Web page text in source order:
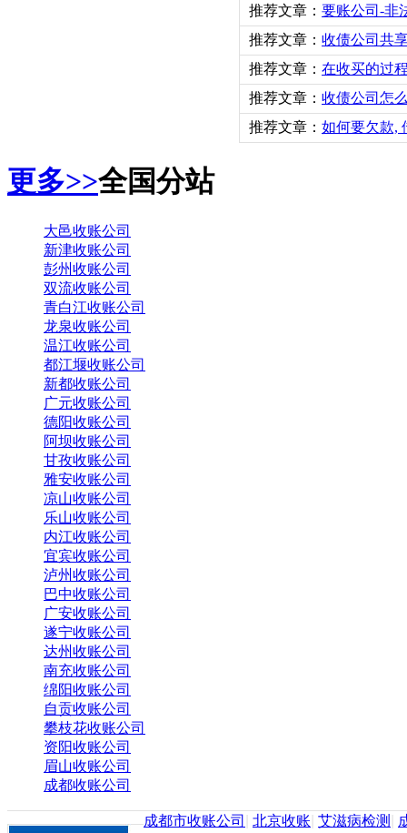
推荐文章： 要账公司-非
推荐文章： 收债公司共
推荐文章： 在收买的过
推荐文章： 收债公司怎
推荐文章： 如何要欠款,
更多>>全国分站
大邑收账公司
新津收账公司
彭州收账公司
双流收账公司
青白江收账公司
龙泉收账公司
温江收账公司
都江堰收账公司
新都收账公司
广元收账公司
德阳收账公司
阿坝收账公司
甘孜收账公司
雅安收账公司
凉山收账公司
乐山收账公司
内江收账公司
宜宾收账公司
泸州收账公司
巴中收账公司
广安收账公司
遂宁收账公司
达州收账公司
南充收账公司
绵阳收账公司
自贡收账公司
攀枝花收账公司
资阳收账公司
眉山收账公司
成都收账公司
成都市收账公司 北京收账 艾滋病检测